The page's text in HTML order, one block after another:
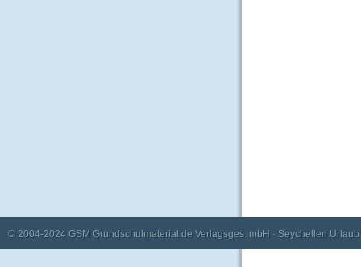
© 2004-2024 GSM Grundschulmaterial.de Verlagsges. mbH · Seychellen Urlaub